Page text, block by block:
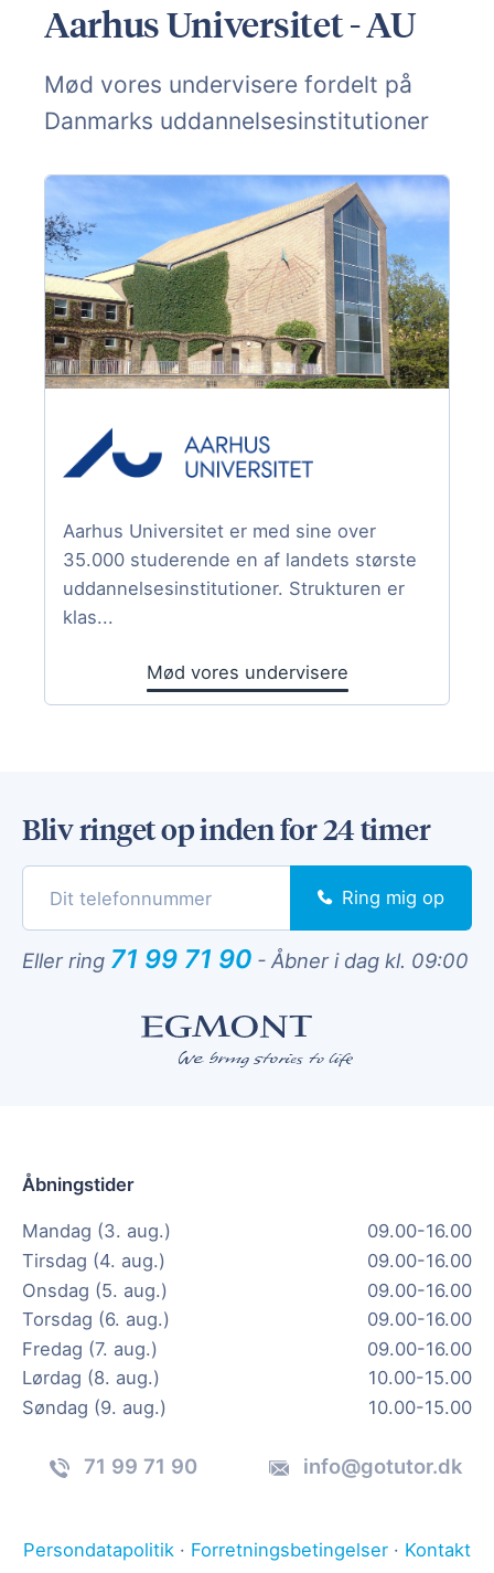
Aarhus Universitet - AU
Mød vores undervisere fordelt på
Danmarks uddannelsesinstitutioner
Aarhus Universitet er med sine over
35.000 studerende en af landets største
uddannelsesinstitutioner. Strukturen er
klas...
Mød vores undervisere
Bliv ringet op inden for 24 timer
Ring mig op
Eller ring 71 99 71 90 - Åbner i dag kl. 09:00
Åbningstider
Mandag (3. aug.)
09.00-16.00
Tirsdag (4. aug.)
09.00-16.00
Onsdag (5. aug.)
09.00-16.00
Torsdag (6. aug.)
09.00-16.00
Fredag (7. aug.)
09.00-16.00
Lørdag (8. aug.)
10.00-15.00
Søndag (9. aug.)
10.00-15.00
71 99 71 90 info@gotutor.dk
Persondatapolitik · Forretningsbetingelser · Kontakt